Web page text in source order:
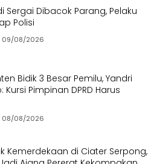
Sergai Dibacok Parang, Pelaku
Polisi
09/08/2026
Bidik 3 Besar Pemilu, Yandri
Kursi Pimpinan DPRD Harus
08/08/2026
Kemerdekaan di Ciater Serpong,